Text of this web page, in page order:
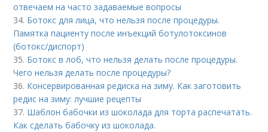
отвечаем на часто задаваемые вопросы
34. Ботокс для лица, что нельзя после процедуры.
Памятка пациенту после инъекций ботулотоксинов
(ботокс/диспорт)
35. Ботокс в лоб, что нельзя делать после процедуры.
Чего нельзя делать после процедуры?
36. Консервированная редиска на зиму. Как заготовить
редис на зиму: лучшие рецепты
37. Шаблон бабочки из шоколада для торта распечатать.
Как сделать бабочку из шоколада.